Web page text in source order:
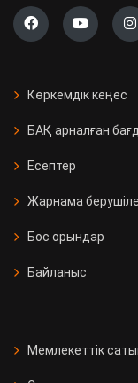
Көркемдік кеңес
БАҚ арналған
Есептер
Жарнама
Бос орындар
Байланыс
Мемлекеттік